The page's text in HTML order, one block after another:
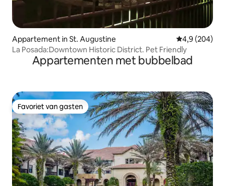
Appartement in St. Augustine Gemiddelde
4,9 (204)
La Posada:Downtown Historic District. Pet Friendly
Appartementen met bubbelbad
Favoriet van gasten
Favoriet van gasten